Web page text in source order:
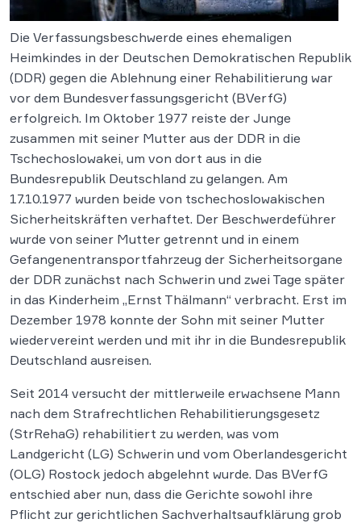
Die Verfassungsbeschwerde eines ehemaligen
Heimkindes in der Deutschen Demokratischen Republik
(DDR) gegen die Ablehnung einer Rehabilitierung war
vor dem Bundesverfassungsgericht (BVerfG)
erfolgreich. Im Oktober 1977 reiste der Junge
zusammen mit seiner Mutter aus der DDR in die
Tschechoslowakei, um von dort aus in die
Bundesrepublik Deutschland zu gelangen. Am
17.10.1977 wurden beide von tschechoslowakischen
Sicherheitskräften verhaftet. Der Beschwerdeführer
wurde von seiner Mutter getrennt und in einem
Gefangenentransportfahrzeug der Sicherheitsorgane
der DDR zunächst nach Schwerin und zwei Tage später
in das Kinderheim „Ernst Thälmann“ verbracht. Erst im
Dezember 1978 konnte der Sohn mit seiner Mutter
wiedervereint werden und mit ihr in die Bundesrepublik
Deutschland ausreisen.
Seit 2014 versucht der mittlerweile erwachsene Mann
nach dem Strafrechtlichen Rehabilitierungsgesetz
(StrRehaG) rehabilitiert zu werden, was vom
Landgericht (LG) Schwerin und vom Oberlandesgericht
(OLG) Rostock jedoch abgelehnt wurde. Das BVerfG
entschied aber nun, dass die Gerichte sowohl ihre
Pflicht zur gerichtlichen Sachverhaltsaufklärung grob